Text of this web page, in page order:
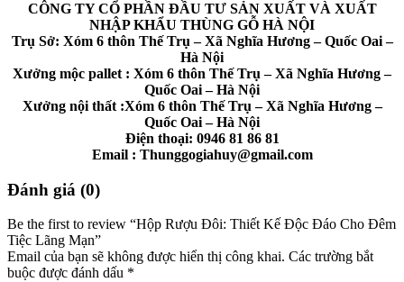
CÔNG TY CỔ PHẦN ĐẦU TƯ SẢN XUẤT VÀ XUẤT
NHẬP KHẨU THÙNG GỖ HÀ NỘI
Trụ Sở: Xóm 6 thôn Thế Trụ – Xã Nghĩa Hương – Quốc Oai –
Hà Nội
Xưởng mộc pallet : Xóm 6 thôn Thế Trụ – Xã Nghĩa Hương –
Quốc Oai – Hà Nội
Xưởng nội thất :Xóm 6 thôn Thế Trụ – Xã Nghĩa Hương –
Quốc Oai – Hà Nội
Điện thoại: 0946 81 86 81
Email : Thunggogiahuy@gmail.com
Đánh giá (0)
Be the first to review “Hộp Rượu Đôi: Thiết Kế Độc Đáo Cho Đêm
Tiệc Lãng Mạn”
Email của bạn sẽ không được hiển thị công khai. Các trường bắt
buộc được đánh dấu *